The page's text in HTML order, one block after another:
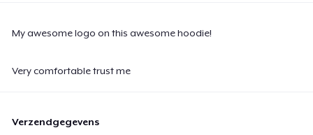
My awesome logo on this awesome hoodie!
Very comfortable trust me
Verzendgegevens